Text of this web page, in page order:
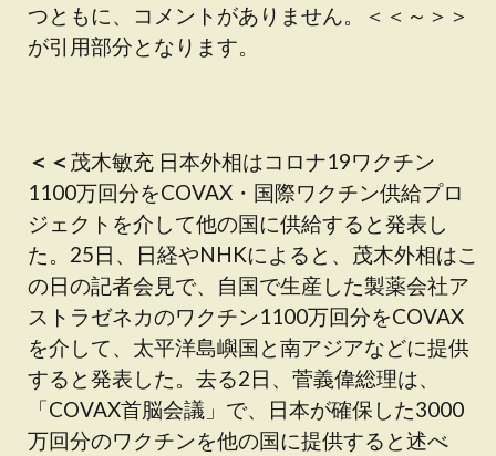
つともに、コメントがありません。＜＜～＞＞
が引用部分となります。
＜＜ 茂木敏充 日本外相はコロナ19ワクチン
1100万回分をCOVAX・国際ワクチン供給プロ
ジェクトを介して他の国に供給すると発表し
た。25日、日経やNHKによると、茂木外相はこ
の日の記者会見で、自国で生産した製薬会社ア
ストラゼネカのワクチン1100万回分をCOVAX
を介して、太平洋島嶼国と南アジアなどに提供
すると発表した。去る2日、菅義偉総理は、
「COVAX首脳会議」で、日本が確保した3000
万回分のワクチンを他の国に提供すると述べ